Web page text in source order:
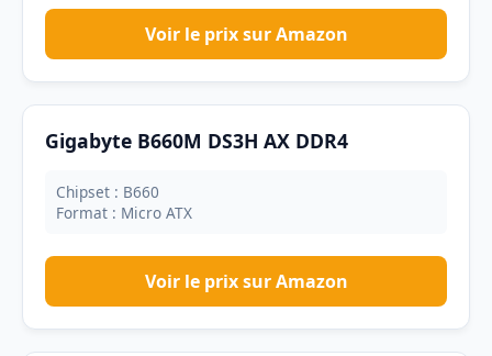
Voir le prix sur Amazon
Gigabyte B660M DS3H AX DDR4
Chipset : B660
Format : Micro ATX
Voir le prix sur Amazon